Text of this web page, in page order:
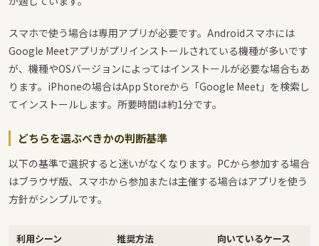
スマホで使う場合は専用アプリが必要です。Androidスマホには
Google Meetアプリがプリインストールされている機種が多いです
が、機種やOSバージョンによってはインストールが必要な場合もあ
ります。iPhoneの場合はApp Storeから「Google Meet」を検索し
てインストールします。所要時間は約1分です。
どちらを選ぶべきかの判断基準
以下の基準で選択すると迷いがなくなります。PCから参加する場合
はブラウザ版、スマホから参加または主催する場合はアプリを使う
方針がシンプルです。
利用シーン 推奨方法 向いているケース